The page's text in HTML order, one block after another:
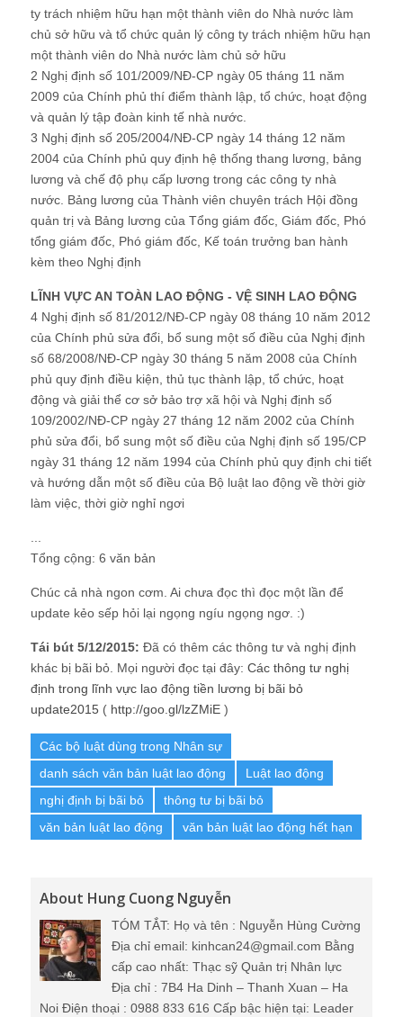
ty trách nhiệm hữu hạn một thành viên do Nhà nước làm
chủ sở hữu và tổ chức quản lý công ty trách nhiệm hữu hạn
một thành viên do Nhà nước làm chủ sở hữu
2 Nghị định số 101/2009/NĐ-CP ngày 05 tháng 11 năm
2009 của Chính phủ thí điểm thành lập, tổ chức, hoạt động
và quản lý tập đoàn kinh tế nhà nước.
3 Nghị định số 205/2004/NĐ-CP ngày 14 tháng 12 năm
2004 của Chính phủ quy định hệ thống thang lương, bảng
lương và chế độ phụ cấp lương trong các công ty nhà
nước. Bảng lương của Thành viên chuyên trách Hội đồng
quản trị và Bảng lương của Tổng giám đốc, Giám đốc, Phó
tổng giám đốc, Phó giám đốc, Kế toán trưởng ban hành
kèm theo Nghị định
LĨNH VỰC AN TOÀN LAO ĐỘNG - VỆ SINH LAO ĐỘNG
4 Nghị định số 81/2012/NĐ-CP ngày 08 tháng 10 năm 2012
của Chính phủ sửa đổi, bổ sung một số điều của Nghị định
số 68/2008/NĐ-CP ngày 30 tháng 5 năm 2008 của Chính
phủ quy định điều kiện, thủ tục thành lập, tổ chức, hoạt
động và giải thể cơ sở bảo trợ xã hội và Nghị định số
109/2002/NĐ-CP ngày 27 tháng 12 năm 2002 của Chính
phủ sửa đổi, bổ sung một số điều của Nghị định số 195/CP
ngày 31 tháng 12 năm 1994 của Chính phủ quy định chi tiết
và hướng dẫn một số điều của Bộ luật lao động về thời giờ
làm việc, thời giờ nghỉ ngơi
Tổng cộng: 6 văn bản
Chúc cả nhà ngon cơm. Ai chưa đọc thì đọc một lần để
update kẻo sếp hỏi lại ngọng ngíu ngọng ngơ. :)
Tái bút 5/12/2015: Đã có thêm các thông tư và nghị định
khác bị bãi bỏ. Mọi người đọc tại đây: Các thông tư nghị
định trong lĩnh vực lao động tiền lương bị bãi bỏ
update2015 ( http://goo.gl/lzZMiE )
Các bộ luật dùng trong Nhân sự
danh sách văn bản luật lao động
Luật lao động
nghị định bị bãi bỏ
thông tư bị bãi bỏ
văn bản luật lao động
văn bản luật lao động hết hạn
About Hung Cuong Nguyễn
TÓM TẮT: Họ và tên : Nguyễn Hùng Cường
Địa chỉ email: kinhcan24@gmail.com Bằng
cấp cao nhất: Thạc sỹ Quản trị Nhân lực
Địa chỉ : 7B4 Ha Dinh – Thanh Xuan – Ha
Noi Điện thoại : 0988 833 616 Cấp bậc hiện tại: Leader